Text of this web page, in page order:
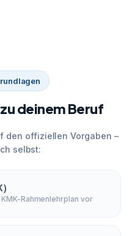
deinem Beruf
den offiziellen Vorgaben –
selbst:
Rahmenlehrplan vor